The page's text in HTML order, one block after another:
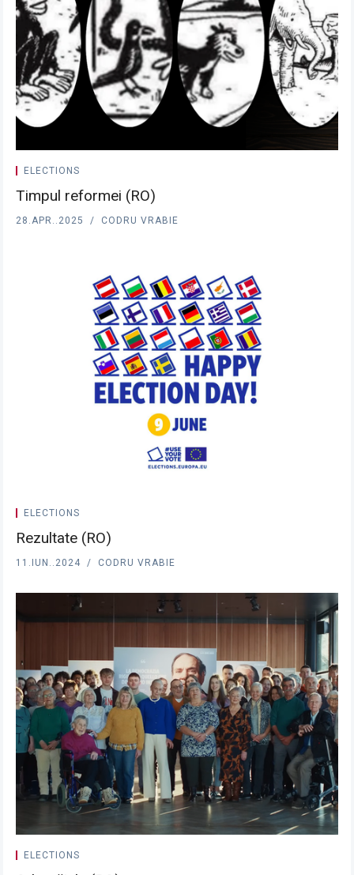
ELECTIONS
Timpul reformei (RO)
28.APR..2025 CODRU VRABIE
ELECTIONS
Rezultate (RO)
11.IUN..2024 CODRU VRABIE
ELECTIONS